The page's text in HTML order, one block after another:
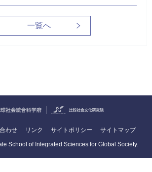
一覧へ
わせ リンク サイトポリシー サイトマップ
School of Integrated Sciences for Global Society.